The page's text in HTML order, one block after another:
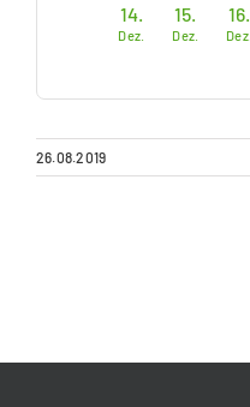
14.
Dez.
15.
Dez.
16.
Dez.
26.08.2019